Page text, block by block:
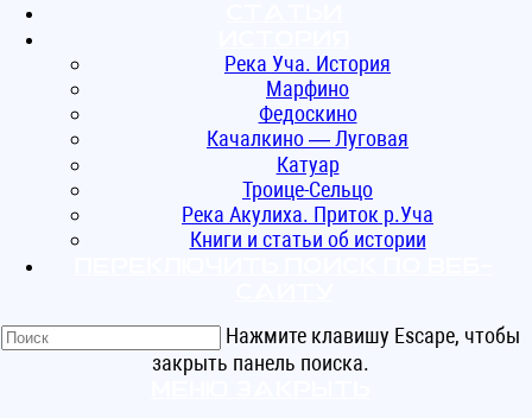
Река Уча. История
Марфино
Федоскино
Качалкино — Луговая
Катуар
Троице-Сельцо
Река Акулиха. Приток р.Уча
Книги и статьи об истории
Нажмите клавишу Escape, чтобы
закрыть панель поиска.